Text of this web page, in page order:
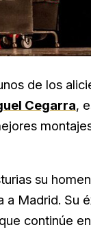
de los
Cegarra,
su
a Madrid. Su
continúe